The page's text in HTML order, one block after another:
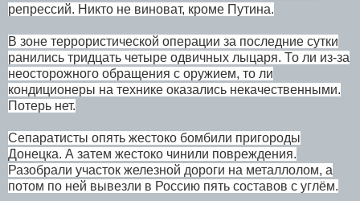
репрессий. Никто не виноват, кроме Путина.
В зоне террористической операции за последние сутки
ранились тридцать четыре одвичных лыцаря. То ли из-за
неосторожного обращения с оружием, то ли
кондиционеры на технике оказались некачественными.
Потерь нет.
Сепаратисты опять жестоко бомбили пригороды
Донецка. А затем жестоко чинили повреждения.
Разобрали участок железной дороги на металлолом, а
потом по ней вывезли в Россию пять составов с углём.